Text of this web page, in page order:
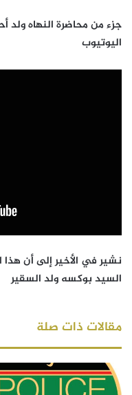
جزء من محاضرة النهاه ولد
اليوتيوب
نشير في الأخير إلى أن
السيد بوكسه ولد السقير
مقالات ذات صلة